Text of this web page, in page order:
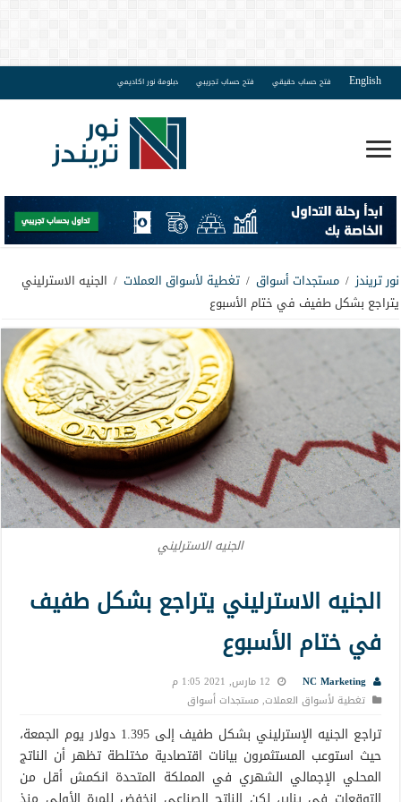
English فتح حساب حقيقي فتح حساب تجريبي دبلومة نور اكاديمي
نور تريندز / مستجدات أسواق / تغطية لأسواق العملات / الجنيه الاسترليني
يتراجع بشكل طفيف في ختام الأسبوع
الجنيه الاسترليني
الجنيه الاسترليني يتراجع بشكل طفيف
في ختام الأسبوع
NC Marketing
12 مارس, 2021 1:05 م
تغطية لأسواق العملات,مستجدات أسواق
تراجع الجنيه الإسترليني بشكل طفيف إلى 1.395 دولار يوم الجمعة،
حيث استوعب المستثمرون بيانات اقتصادية مختلطة تظهر أن الناتج
المحلي الإجمالي الشهري في المملكة المتحدة انكمش أقل من